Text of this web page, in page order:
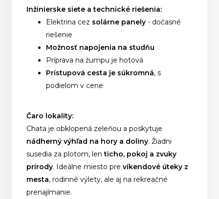
Inžinierske siete a technické riešenia:
Elektrina cez solárne panely - dočasné
riešenie
Možnosť napojenia na studňu
Príprava na žumpu je hotová
Prístupová cesta je súkromná, s
podielom v cene
Čaro lokality:
Chata je obklopená zeleňou a poskytuje
nádherný výhľad na hory a doliny. Žiadni
susedia za plotom, lenticho, pokoj a zvuky
prírody. Ideálne miesto pre víkendové úteky z
mesta, rodinné výlety, ale aj na rekreačné
prenajímanie.